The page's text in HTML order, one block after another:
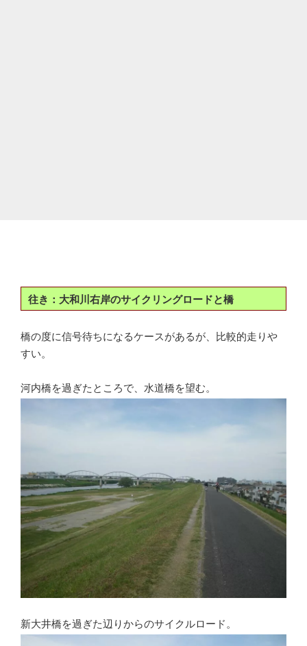
往き：大和川右岸のサイクリングロードと橋
橋の度に信号待ちになるケースがあるが、比較的走りや
すい。
河内橋を過ぎたところで、水道橋を望む。
新大井橋を過ぎた辺りからのサイクルロード。